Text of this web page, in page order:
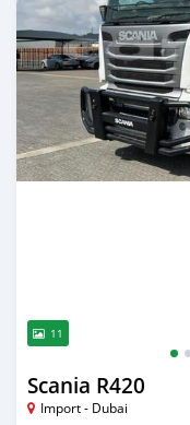
11
Scania R420
Import - Dubai